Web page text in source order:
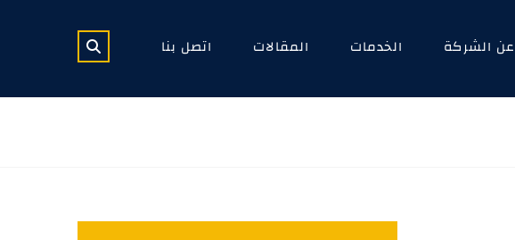
عن الشركة الخدمات المقالات اتصل بنا